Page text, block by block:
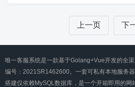
上一页 下
唯一客服系统是一款基于Golang+Vue开发的全
编号：2021SR1462600。一套可私有本地服务
搭建仅依赖MySQL数据库，是一个开箱即用的